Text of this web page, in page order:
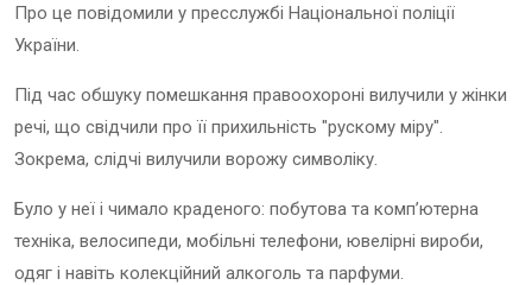
Про це повідомили у пресслужбі Національної поліції
України.
Під час обшуку помешкання правоохороні вилучили у жінки
речі, що свідчили про її прихильність "рускому міру".
Зокрема, слідчі вилучили ворожу символіку.
Було у неї і чимало краденого: побутова та комп’ютерна
техніка, велосипеди, мобільні телефони, ювелірні вироби,
одяг і навіть колекційний алкоголь та парфуми.